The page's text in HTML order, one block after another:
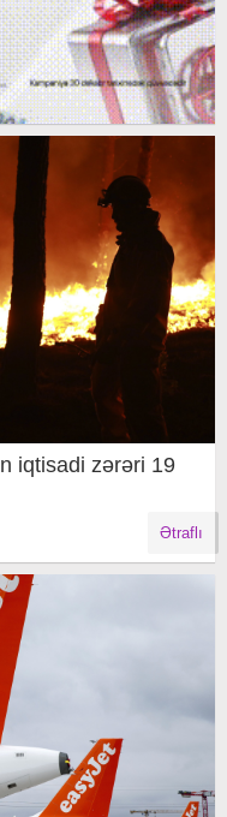
iqtisadi zərəri 19
Ətraflı